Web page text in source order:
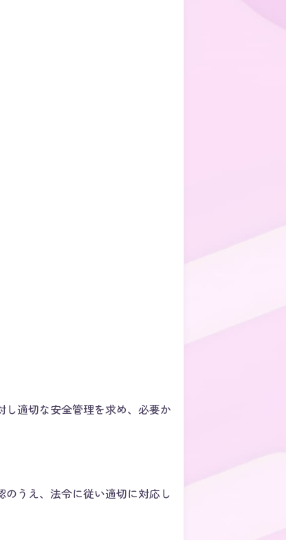
適切な安全管理を求め、必要か
うえ、法令に従い適切に対応し